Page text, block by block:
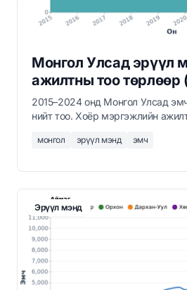
Монгол Улсад эрүүл
ажилтны тоо төрлөөр
2015–2024 онд Монгол Улсад
нийт тоо. Хоёр мэргэжлийн
16,000 болж, сувилагчийн тоо 33
хөрөнгө оруулалт тогтмол
байна.
монгол эрүүл мэнд эмч
Эрүүл мэнд